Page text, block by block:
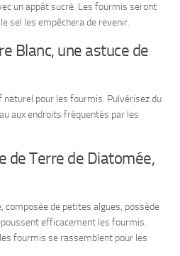
un appât sucré. Les fourmis seront
sel les empêchera de revenir.
Blanc, une astuce de
naturel pour les fourmis. Pulvérisez du
aux endroits fréquentés par les
de Terre de Diatomée,
composée de petites algues, possède
efficacement les fourmis.
fourmis se rassemblent pour les